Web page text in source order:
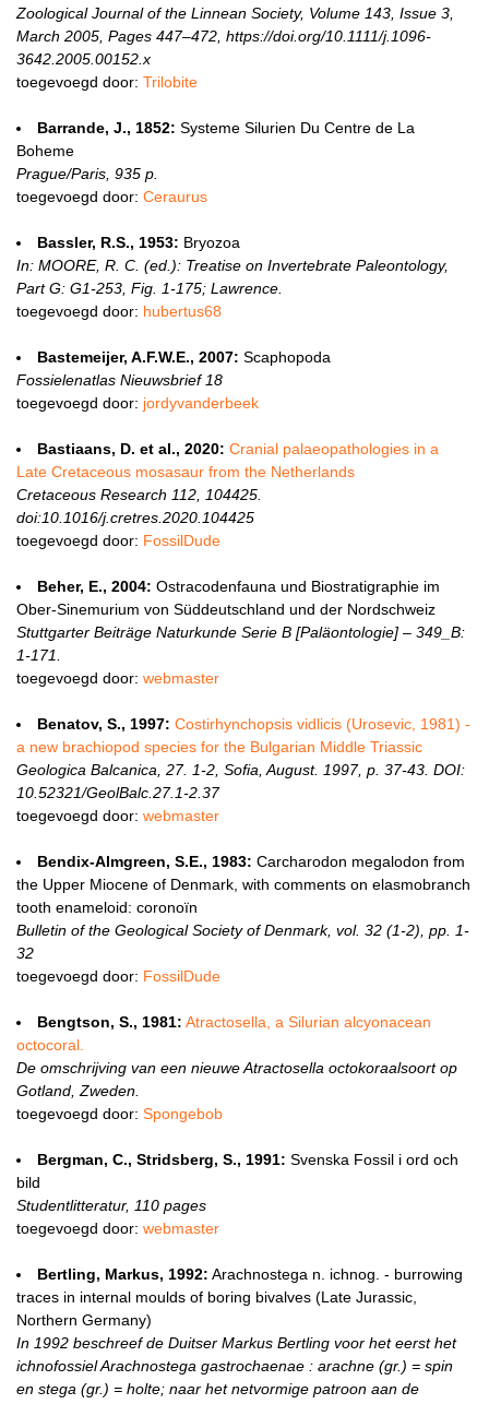
Zoological Journal of the Linnean Society, Volume 143, Issue 3,
March 2005, Pages 447–472, https://doi.org/10.1111/j.1096-
3642.2005.00152.x
toegevoegd door: Trilobite
Barrande, J., 1852: Systeme Silurien Du Centre de La
Boheme
Prague/Paris, 935 p.
toegevoegd door: Ceraurus
Bassler, R.S., 1953: Bryozoa
In: MOORE, R. C. (ed.): Treatise on Invertebrate Paleontology,
Part G: G1-253, Fig. 1-175; Lawrence.
toegevoegd door: hubertus68
Bastemeijer, A.F.W.E., 2007: Scaphopoda
Fossielenatlas Nieuwsbrief 18
toegevoegd door: jordyvanderbeek
Bastiaans, D. et al., 2020: Cranial palaeopathologies in a
Late Cretaceous mosasaur from the Netherlands
Cretaceous Research 112, 104425.
doi:10.1016/j.cretres.2020.104425
toegevoegd door: FossilDude
Beher, E., 2004: Ostracodenfauna und Biostratigraphie im
Ober-Sinemurium von Süddeutschland und der Nordschweiz
Stuttgarter Beiträge Naturkunde Serie B [Paläontologie] – 349_B:
1-171.
toegevoegd door: webmaster
Benatov, S., 1997: Costirhynchopsis vidlicis (Urosevic, 1981) -
a new brachiopod species for the Bulgarian Middle Triassic
Geologica Balcanica, 27. 1-2, Sofia, August. 1997, p. 37-43. DOI:
10.52321/GeolBalc.27.1-2.37
toegevoegd door: webmaster
Bendix-Almgreen, S.E., 1983: Carcharodon megalodon from
the Upper Miocene of Denmark, with comments on elasmobranch
tooth enameloid: coronoïn
Bulletin of the Geological Society of Denmark, vol. 32 (1-2), pp. 1-
32
toegevoegd door: FossilDude
Bengtson, S., 1981: Atractosella, a Silurian alcyonacean
octocoral.
De omschrijving van een nieuwe Atractosella octokoraalsoort op
Gotland, Zweden.
toegevoegd door: Spongebob
Bergman, C., Stridsberg, S., 1991: Svenska Fossil i ord och
bild
Studentlitteratur, 110 pages
toegevoegd door: webmaster
Bertling, Markus, 1992: Arachnostega n. ichnog. - burrowing
traces in internal moulds of boring bivalves (Late Jurassic,
Northern Germany)
In 1992 beschreef de Duitser Markus Bertling voor het eerst het
ichnofossiel Arachnostega gastrochaenae : arachne (gr.) = spin
en stega (gr.) = holte; naar het netvormige patroon aan de